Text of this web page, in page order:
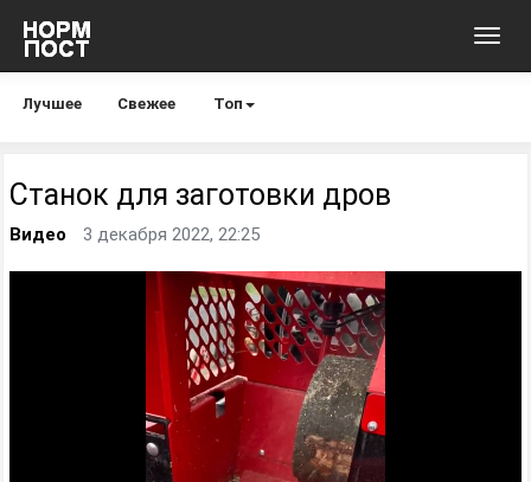
Лучшее Свежее Топ
Станок для заготовки дров
Видео 3 декабря 2022, 22:25